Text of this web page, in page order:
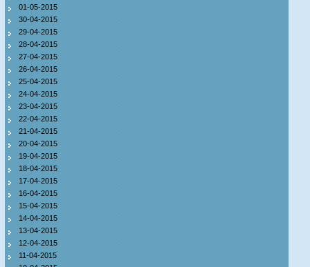
01-05-2015
30-04-2015
29-04-2015
28-04-2015
27-04-2015
26-04-2015
25-04-2015
24-04-2015
23-04-2015
22-04-2015
21-04-2015
20-04-2015
19-04-2015
18-04-2015
17-04-2015
16-04-2015
15-04-2015
14-04-2015
13-04-2015
12-04-2015
11-04-2015